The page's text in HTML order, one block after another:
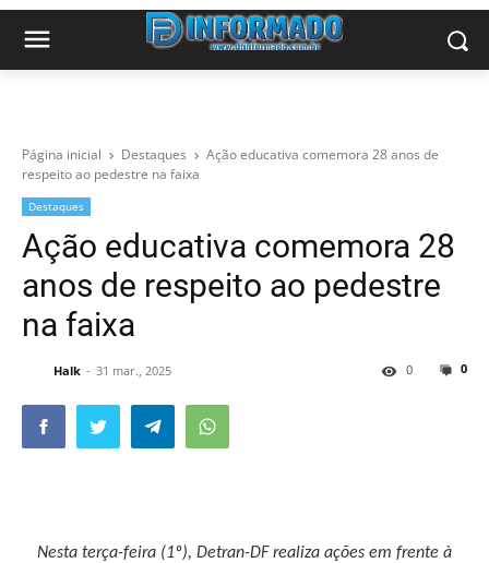
Página inicial Destaques
Ação educativa comemora 28 anos de
respeito ao pedestre na faixa
Destaques
Ação educativa comemora 28
anos de respeito ao pedestre
na faixa
Halk 31 mar., 2025 0
0
Nesta terça-feira (1º), Detran-DF realiza ações em frente à